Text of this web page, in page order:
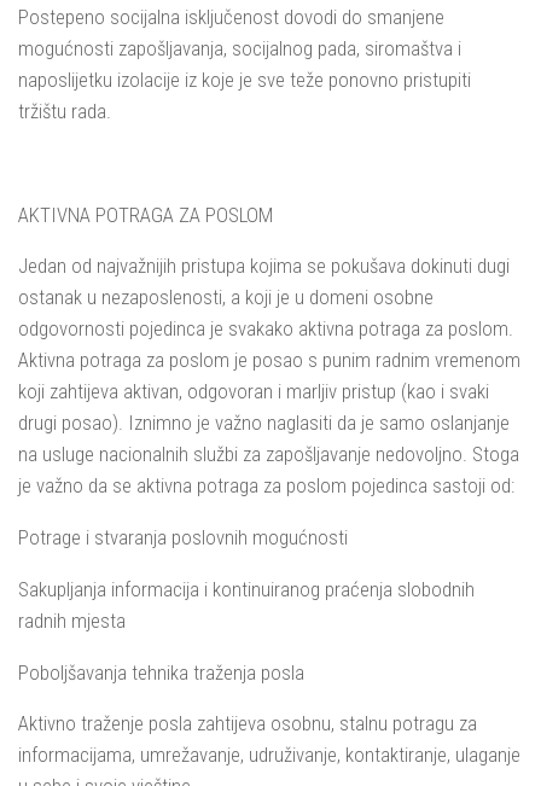
Postepeno socijalna isključenost dovodi do smanjene
mogućnosti zapošljavanja, socijalnog pada, siromaštva i
naposlijetku izolacije iz koje je sve teže ponovno pristupiti
tržištu rada.
AKTIVNA POTRAGA ZA POSLOM
Jedan od najvažnijih pristupa kojima se pokušava dokinuti dugi
ostanak u nezaposlenosti, a koji je u domeni osobne
odgovornosti pojedinca je svakako aktivna potraga za poslom.
Aktivna potraga za poslom je posao s punim radnim vremenom
koji zahtijeva aktivan, odgovoran i marljiv pristup (kao i svaki
drugi posao). Iznimno je važno naglasiti da je samo oslanjanje
na usluge nacionalnih službi za zapošljavanje nedovoljno. Stoga
je važno da se aktivna potraga za poslom pojedinca sastoji od:
Potrage i stvaranja poslovnih mogućnosti
Sakupljanja informacija i kontinuiranog praćenja slobodnih
radnih mjesta
Poboljšavanja tehnika traženja posla
Aktivno traženje posla zahtijeva osobnu, stalnu potragu za
informacijama, umrežavanje, udruživanje, kontaktiranje, ulaganje